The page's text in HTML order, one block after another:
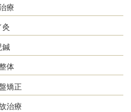
療
灸
鍼
体
矯正
治療